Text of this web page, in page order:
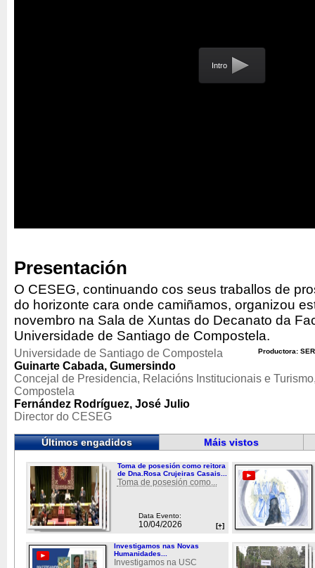
Intro
Presentación
O CESEG, continuando cos seus traballos de
do horizonte cara onde camiñamos, organizou
novembro na Sala de Xuntas do Decanato da
Universidade de Santiago de Compostela.
Productora:
Universidade de Santiago de Compostela
Guinarte Cabada, Gumersindo
Concejal de Presidencia, Relacións Institucionais e
Compostela
Fernández Rodríguez, José Julio
Director do CESEG
Últimos engadidos Máis vistos
Toma de posesión como reitora
de Dna.Rosa Crujeiras Casais...
Toma de posesión como...
Data Evento:
10/04/2026 [+]
Investigamos nas Novas
Humanidades...
Investigamos na USC